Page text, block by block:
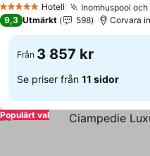
5 Stjärnor Hotell Inomhuspool
9,3 Utmärkt 598 Corvara
Från 3 857 kr
Se priser från 11 sidor
Populärt val